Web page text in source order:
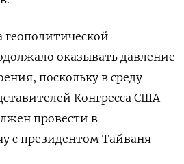
геополитической
оказывать давление
поскольку в среду
Конгресса США
провести в
с президентом Тайваня